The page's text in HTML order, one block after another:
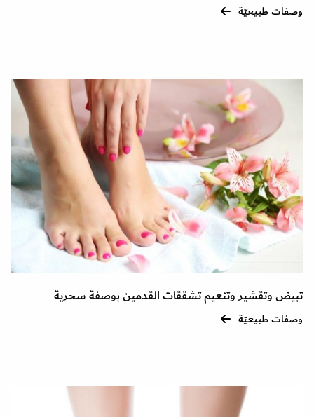
وصفات طبيعيّة
تبيض وتقشير وتنعيم تشققات القدمين بوصفة سحرية
وصفات طبيعيّة